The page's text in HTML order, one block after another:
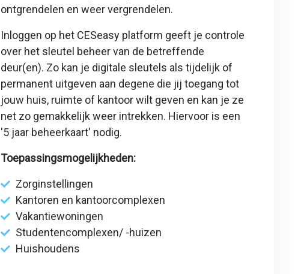
ontgrendelen en weer vergrendelen.
Inloggen op het CESeasy platform geeft je controle
over het sleutel beheer van de betreffende
deur(en). Zo kan je digitale sleutels als tijdelijk of
permanent uitgeven aan degene die jij toegang tot
jouw huis, ruimte of kantoor wilt geven en kan je ze
net zo gemakkelijk weer intrekken. Hiervoor is een
'5 jaar beheerkaart' nodig.
Toepassingsmogelijkheden:
Zorginstellingen
Kantoren en kantoorcomplexen
Vakantiewoningen
Studentencomplexen/ -huizen
Huishoudens